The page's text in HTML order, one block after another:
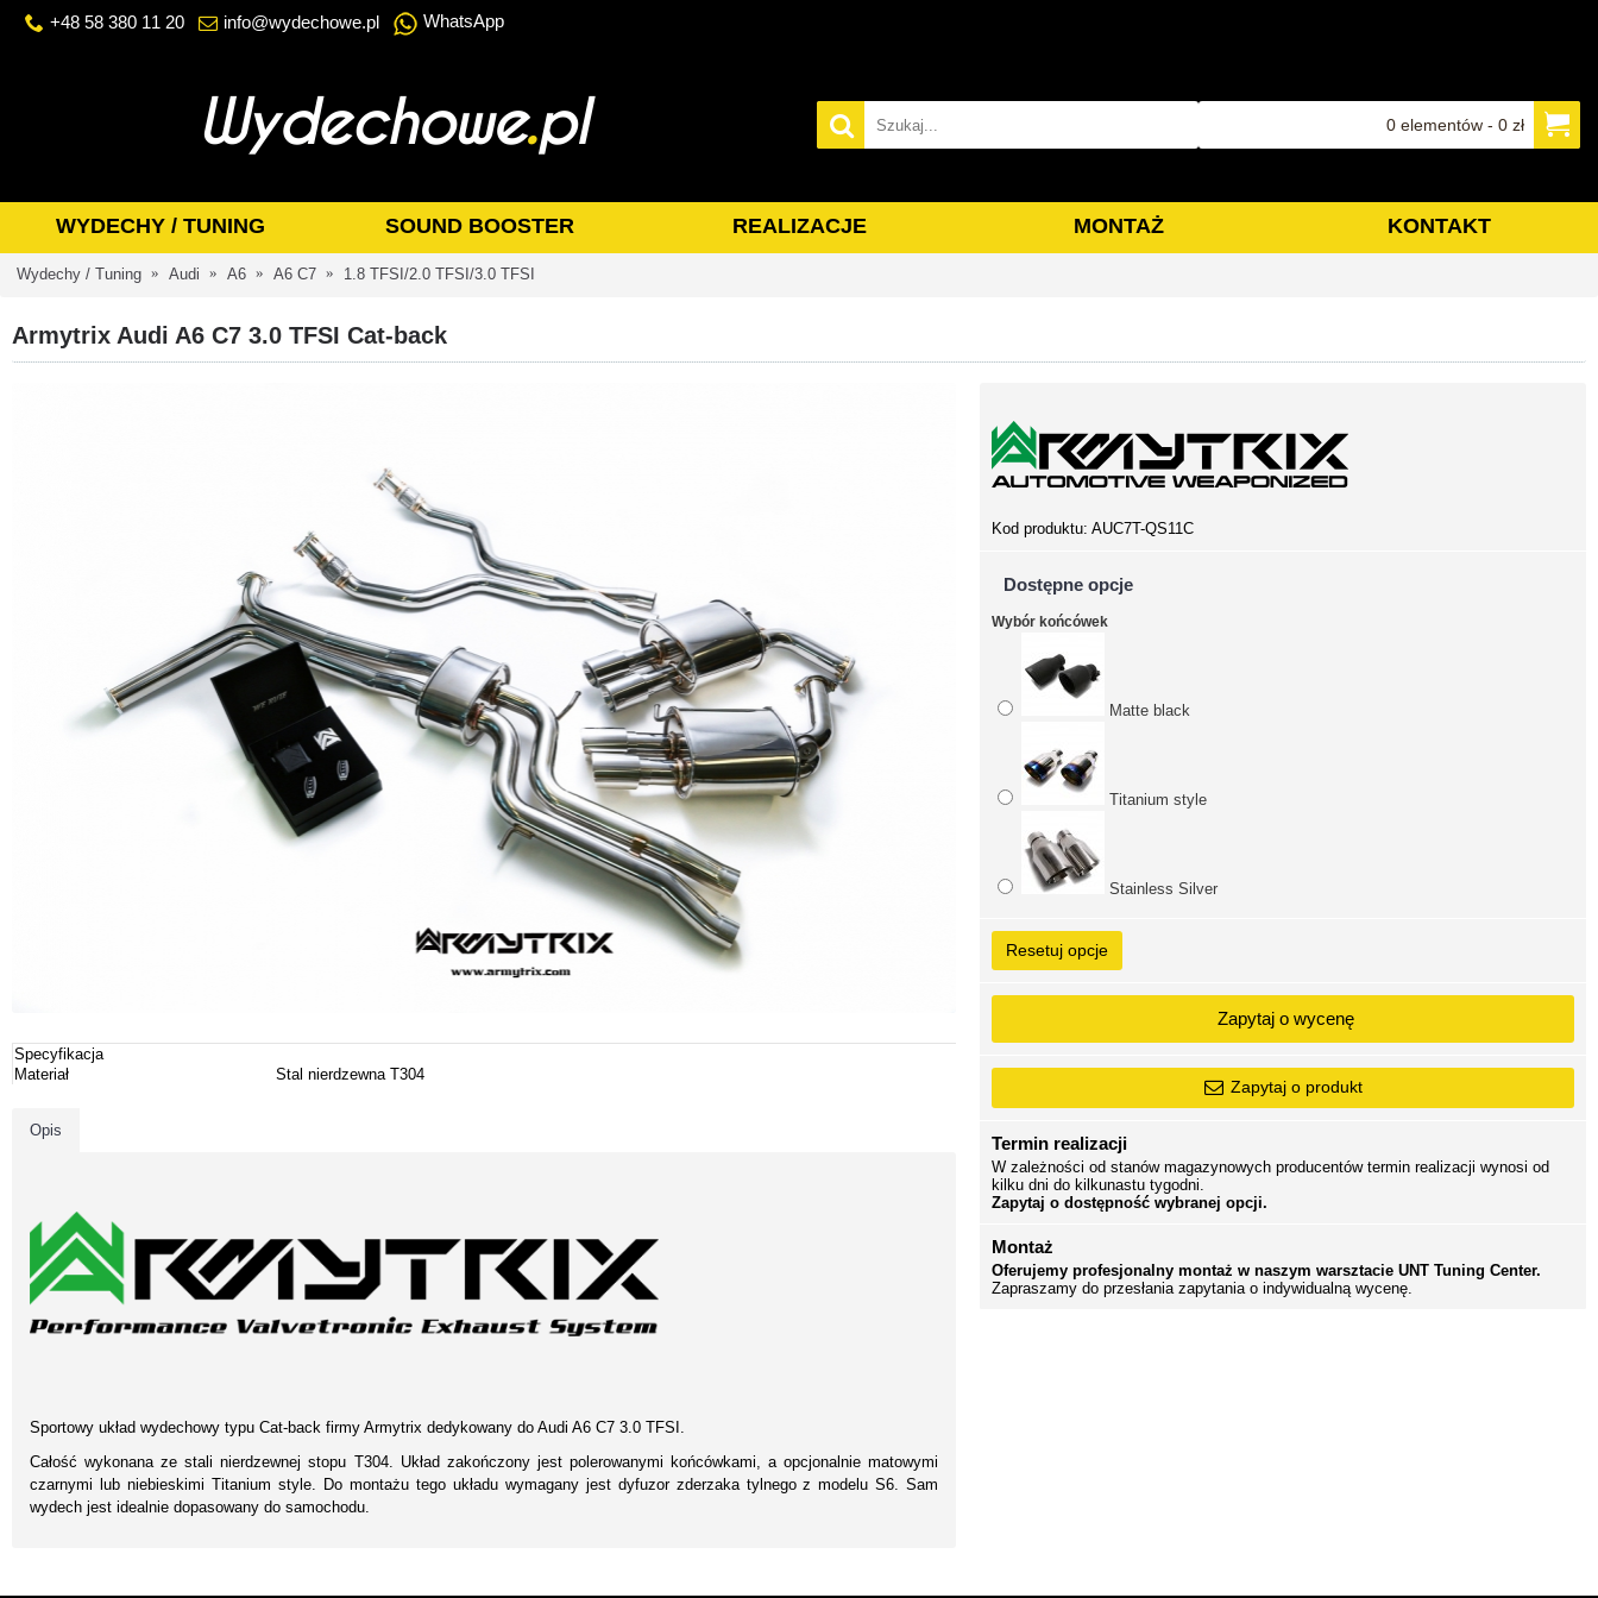
+48 58 380 11 20 info@wydechowe.pl WhatsApp
0 elementów - 0 zł
WYDECHY / TUNING SOUND BOOSTER REALIZACJE MONTAŻ KONTAKT
Wydechy / Tuning Audi A6 A6 C7 1.8 TFSI/2.0 TFSI/3.0 TFSI
Armytrix Audi A6 C7 3.0 TFSI Cat-back
Specyfikacja
Materiał
Stal nierdzewna T304
Opis
Sportowy układ wydechowy typu Cat-back firmy Armytrix dedykowany do Audi A6 C7 3.0 TFSI.
Całość wykonana ze stali nierdzewnej stopu T304. Układ zakończony jest polerowanymi końcówkami, a opcjonalnie matowymi
czarnymi lub niebieskimi Titanium style. Do montażu tego układu wymagany jest dyfuzor zderzaka tylnego z modelu S6. Sam
wydech jest idealnie dopasowany do samochodu.
Kod produktu:AUC7T-QS11C
Dostępne opcje
Wybór końcówek
Matte black
Titanium style
Stainless Silver
Resetuj opcje
Zapytaj o wycenę
Zapytaj o produkt
Termin realizacji
W zależności od stanów magazynowych producentów termin realizacji wynosi od
kilku dni do kilkunastu tygodni.
Zapytaj o dostępność wybranej opcji.
Montaż
Oferujemy profesjonalny montaż w naszym warsztacie UNT Tuning Center.
Zapraszamy do przesłania zapytania o indywidualną wycenę.